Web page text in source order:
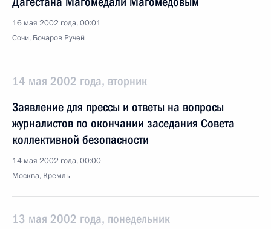
16 мая 2002 года, 00:01
Сочи, Бочаров Ручей
14 мая 2002 года, вторник
Заявление для прессы и ответы на вопросы
журналистов по окончании заседания Совета
коллективной безопасности
14 мая 2002 года, 00:00
Москва, Кремль
13 мая 2002 года, понедельник